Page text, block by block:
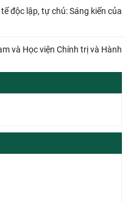
độc lập, tự chủ: Sáng kiến của
và Học viện Chính trị và Hành
Chi bộ Viện Nhà nước và Pháp
xã hội – quan điểm của